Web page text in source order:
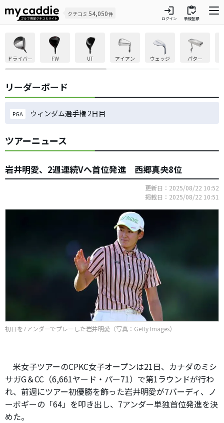
クチコミ 54,050件 login
ログイン
inventory
新規登録
ドライバー FW UT アイアン ウェッジ パター
リーダーボード
PGA ウィンダム選手権 2日目
ツアーニュース
岩井明愛、2週連続Vへ首位発進 西郷真央8位
更新日：2025/08/22 10:52
掲載日：2025/08/22 10:51
初日を7アンダーでプレーした岩井明愛（写真：Getty Images）
米女子ツアーのCPKC女子オープンは21日、カナダのミシ
サガG＆CC（6,661ヤード・パー71）で第1ラウンドが行わ
れ、前週にツアー初優勝を飾った岩井明愛が7バーディ、ノ
ーボギーの「64」を叩き出し、7アンダー単独首位発進を決
めた。